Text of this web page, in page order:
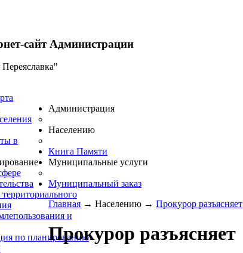
сайт Администрации
в
и
по планированию
Администрация
Населению
Книга Памяти
Муниципальные услуги
Муниципальный заказ
Главная → Населению → Прокурор разъясняет
Прокурор разъясняет